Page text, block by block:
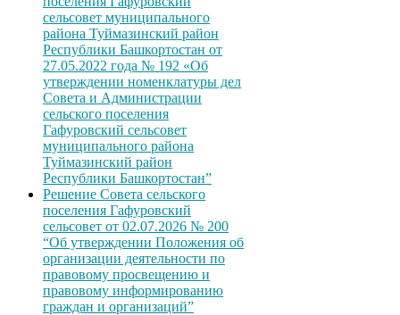
сельсовет муниципального
района Туймазинский район
Республики Башкортостан от
27.05.2022 года № 192 «Об
утверждении номенклатуры дел
Совета и Администрации
сельского поселения
Гафуровский сельсовет
муниципального района
Туймазинский район
Республики Башкортостан”
Решение Совета сельского
поселения Гафуровский
сельсовет от 02.07.2026 № 200
“Об утверждении Положения об
организации деятельности по
правовому просвещению и
правовому информированию
граждан и организаций”